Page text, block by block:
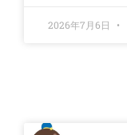
2026年7月6日